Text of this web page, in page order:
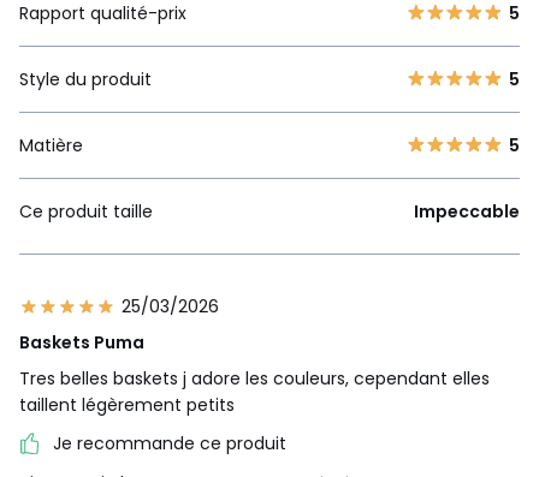
Rapport qualité-prix
5
Style du produit 5
Matière 5
Ce produit taille Impeccable
25/03/2026
Baskets Puma
Tres belles baskets j adore les couleurs, cependant elles
taillent légèrement petits
Je recommande ce produit